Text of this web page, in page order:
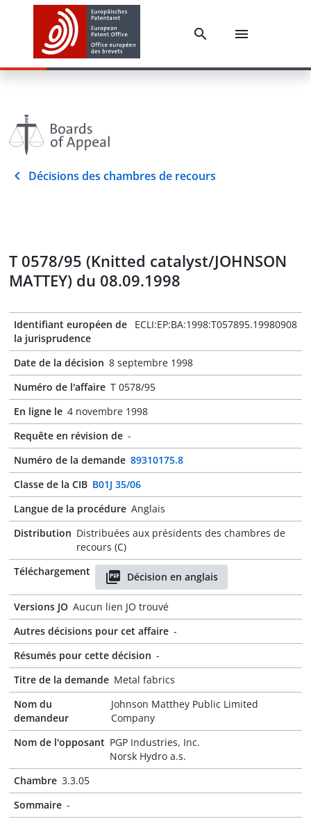
Décisions des chambres de recours
T 0578/95 (Knitted catalyst/JOHNSON
MATTEY) du 08.09.1998
Identifiant européen de
la jurisprudence
ECLI:EP:BA:1998:T057895.19980908
Date de la décision 8 septembre 1998
Numéro de l'affaire T 0578/95
En ligne le 4 novembre 1998
Requête en révision de -
Numéro de la demande 89310175.8
Classe de la CIB B01J 35/06
Langue de la procédure Anglais
Distribution Distribuées aux présidents des chambres de
recours (C)
Téléchargement
Décision en anglais
Versions JO Aucun lien JO trouvé
Autres décisions pour cet affaire -
Résumés pour cette décision -
Titre de la demande Metal fabrics
Nom du
demandeur
Johnson Matthey Public Limited
Company
Nom de l'opposant PGP Industries, Inc.
Norsk Hydro a.s.
Chambre 3.3.05
Sommaire -